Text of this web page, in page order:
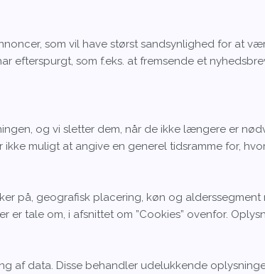
som vil have størst sandsynlighed for at
efterspurgt, som f.eks. at fremsende et
og vi sletter dem, når de ikke længere er
muligt at angive en generel tidsramme for,
på, geografisk placering, køn og alderssegment
tale om, i afsnittet om ”Cookies” ovenfor.
data. Disse behandler udelukkende